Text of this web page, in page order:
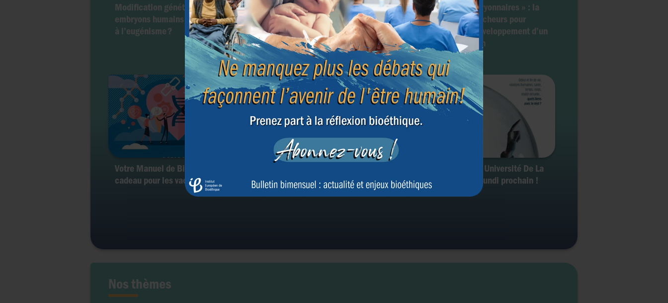
Modification génétique des
embryons humains : porte ouverte
à l’eugénisme ?
Cryopréservation des embryons :
une étude met en lumière les
enjeux éthiques liés à leur
conservation et à leur destruction
inévitable
« Modèles embryonnaires » : la
course des chercheurs pour
reproduire le développement d’un
embryon humain
Votre Manuel de Bioéthique : un
cadeau pour les vacances ?
conférence de l'IEB se tiendra ce
13 février
Lancement de l'Université De La
Vie à Bruxelles lundi prochain !
Nos thèmes